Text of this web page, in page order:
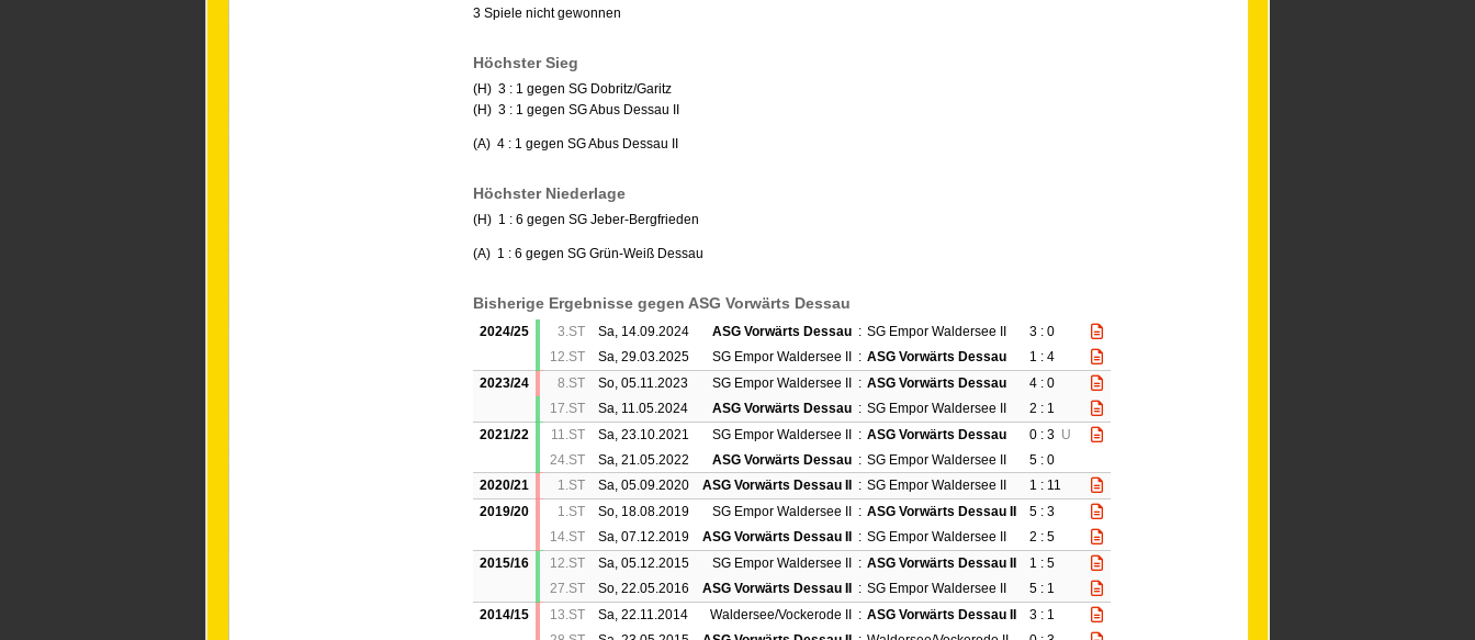
3 Spiele nicht gewonnen
Höchster Sieg
(H) 3 : 1 gegen SG Dobritz/Garitz
(H) 3 : 1 gegen SG Abus Dessau II
(A) 4 : 1 gegen SG Abus Dessau II
Höchster Niederlage
(H) 1 : 6 gegen SG Jeber-Bergfrieden
(A) 1 : 6 gegen SG Grün-Weiß Dessau
Bisherige Ergebnisse gegen ASG Vorwärts Dessau
2024/25 3.ST Sa, 14.09.2024 ASG Vorwärts Dessau : SG Empor Waldersee II
3 : 0
12.ST
Sa, 29.03.2025 SG Empor Waldersee II : ASG Vorwärts Dessau
1 : 4
2023/24
8.ST So, 05.11.2023 SG Empor Waldersee II : ASG Vorwärts Dessau
4 : 0
17.ST
Sa, 11.05.2024 ASG Vorwärts Dessau : SG Empor Waldersee II
2 : 1
2021/22
11.ST Sa, 23.10.2021 SG Empor Waldersee II : ASG Vorwärts Dessau 0 : 3 U
24.ST
Sa, 21.05.2022 ASG Vorwärts Dessau : SG Empor Waldersee II
5 : 0
2020/21
1.ST Sa, 05.09.2020 ASG Vorwärts Dessau II : SG Empor Waldersee II
1 : 11
2019/20
1.ST So, 18.08.2019 SG Empor Waldersee II : ASG Vorwärts Dessau II
5 : 3
14.ST
Sa, 07.12.2019 ASG Vorwärts Dessau II : SG Empor Waldersee II
2 : 5
2015/16
12.ST Sa, 05.12.2015 SG Empor Waldersee II : ASG Vorwärts Dessau II
1 : 5
27.ST
So, 22.05.2016 ASG Vorwärts Dessau II : SG Empor Waldersee II
5 : 1
2014/15
13.ST Sa, 22.11.2014 Waldersee/Vockerode II : ASG Vorwärts Dessau II
3 : 1